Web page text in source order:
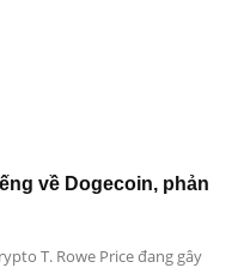
về Dogecoin, phản
T. Rowe Price đang gây